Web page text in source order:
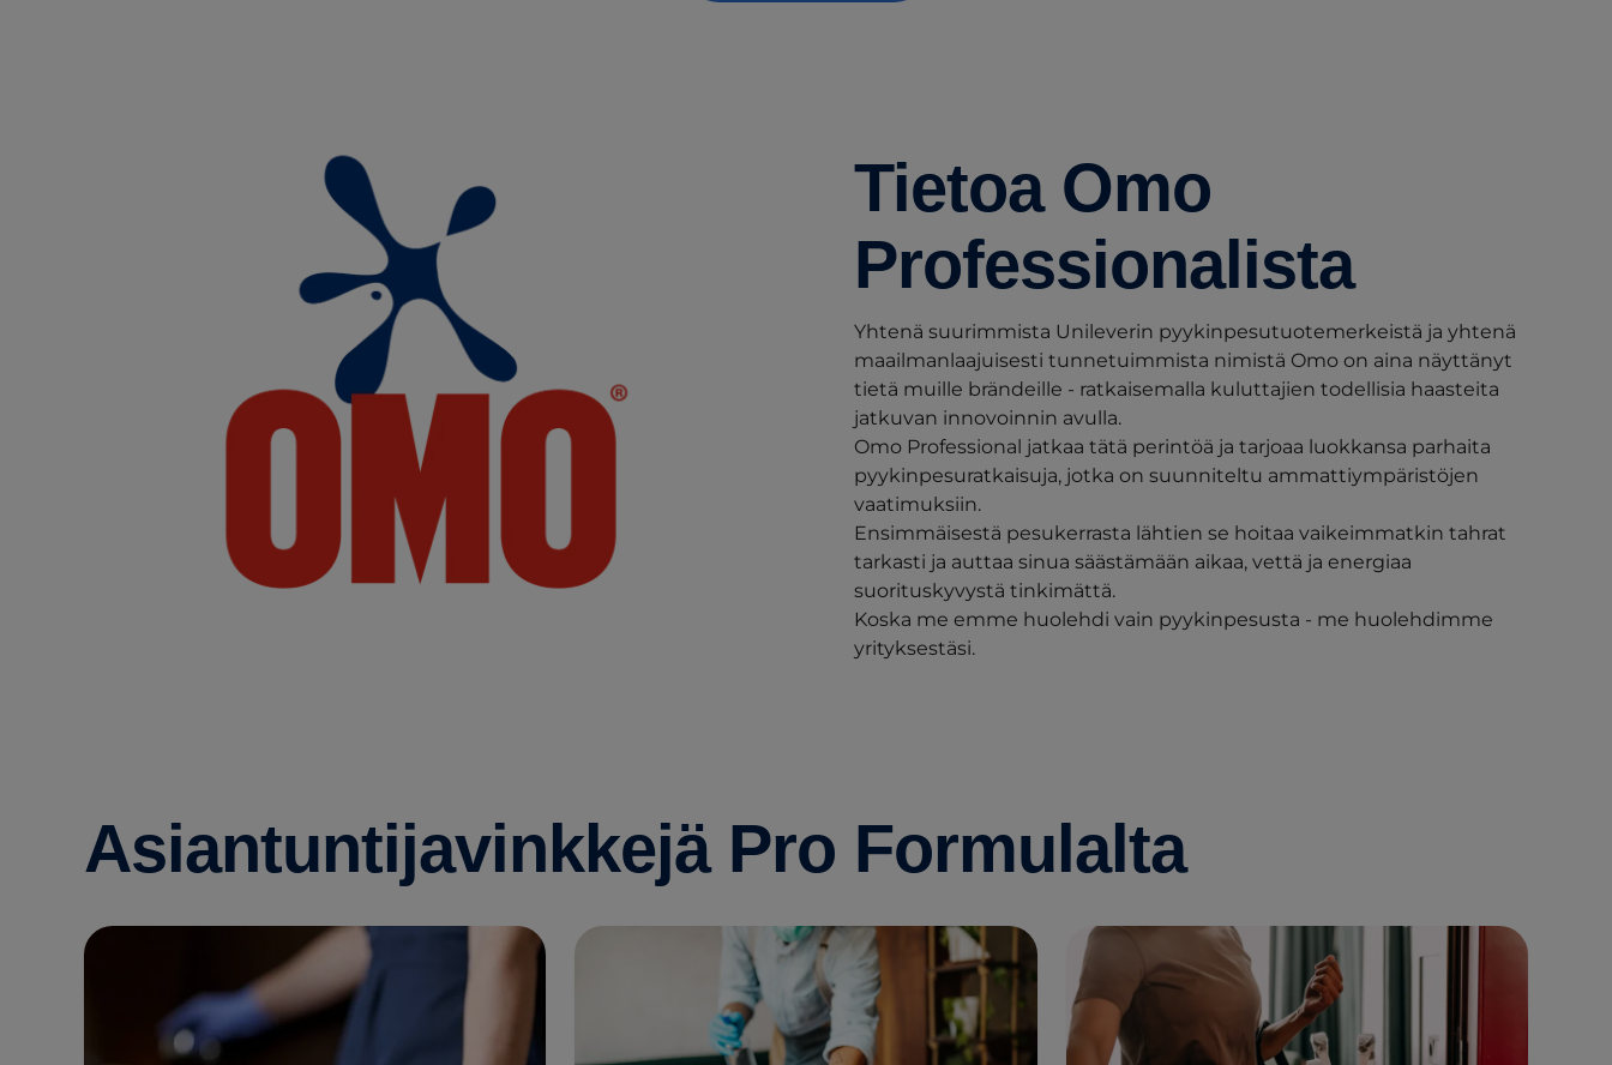
Tietoa Omo
Professionalista
Yhtenä suurimmista Unileverin pyykinpesutuotemerkeistä ja yhtenä
maailmanlaajuisesti tunnetuimmista nimistä Omo on aina näyttänyt
tietä muille brändeille - ratkaisemalla kuluttajien todellisia haasteita
jatkuvan innovoinnin avulla.
Omo Professional jatkaa tätä perintöä ja tarjoaa luokkansa parhaita
pyykinpesuratkaisuja, jotka on suunniteltu ammattiympäristöjen
vaatimuksiin.
Ensimmäisestä pesukerrasta lähtien se hoitaa vaikeimmatkin tahrat
tarkasti ja auttaa sinua säästämään aikaa, vettä ja energiaa
suorituskyvystä tinkimättä.
Koska me emme huolehdi vain pyykinpesusta - me huolehdimme
yrityksestäsi.
Asiantuntijavinkkejä Pro Formulalta